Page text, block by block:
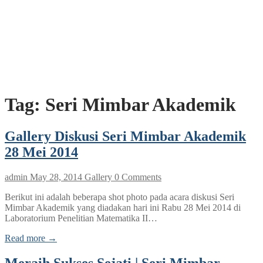
Tag: Seri Mimbar Akademik
Gallery Diskusi Seri Mimbar Akademik
28 Mei 2014
admin May 28, 2014 Gallery 0 Comments
Berikut ini adalah beberapa shot photo pada acara diskusi Seri
Mimbar Akademik yang diadakan hari ini Rabu 28 Mei 2014 di
Laboratorium Penelitian Matematika II…
Read more →